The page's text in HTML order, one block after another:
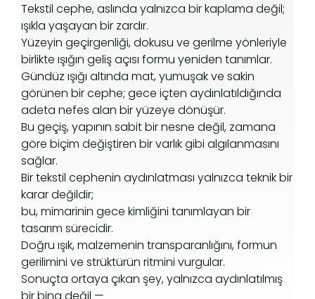
Tekstil cephe, aslında yalnızca bir kaplama değil;
ışıkla yaşayan bir zardır.
Yüzeyin geçirgenliği, dokusu ve gerilme yönleriyle
birlikte ışığın geliş açısı formu yeniden tanımlar.
Gündüz ışığı altında mat, yumuşak ve sakin
görünen bir cephe; gece içten aydınlatıldığında
adeta nefes alan bir yüzeye dönüşür.
Bu geçiş, yapının sabit bir nesne değil, zamana
göre biçim değiştiren bir varlık gibi algılanmasını
sağlar.
Bir tekstil cephenin aydınlatması yalnızca teknik bir
karar değildir;
bu, mimarinin gece kimliğini tanımlayan bir
tasarım sürecidir.
Doğru ışık, malzemenin transparanlığını, formun
gerilimini ve strüktürün ritmini vurgular.
Sonuçta ortaya çıkan şey, yalnızca aydınlatılmış